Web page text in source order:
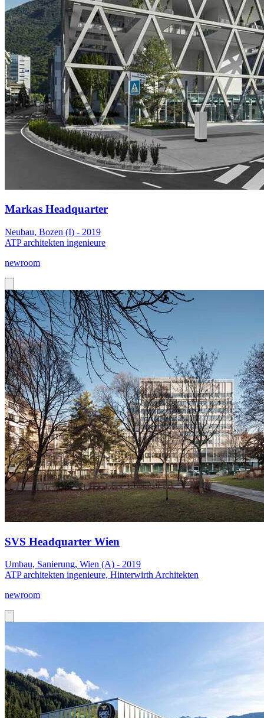
Markas Headquarter
Neubau, Bozen (I) - 2019
ATP architekten ingenieure
newroom
SVS Headquarter Wien
Umbau, Sanierung, Wien (A) - 2019
ATP architekten ingenieure, Hinterwirth Architekten
newroom